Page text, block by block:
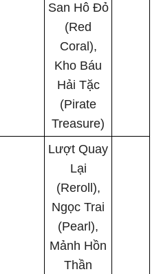
San Hô Đỏ
(Red
Coral),
Kho Báu
Hải Tặc
(Pirate
Treasure)
Lượt Quay
Lại
(Reroll),
Ngọc Trai
(Pearl),
Mảnh Hồn
Thần